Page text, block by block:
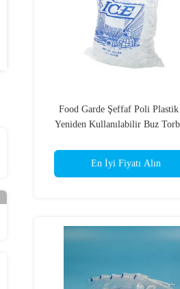
Food Garde Şeffaf Poli Plastik
Yeniden Kullanılabilir Buz
En İyi Fiyatı Alın